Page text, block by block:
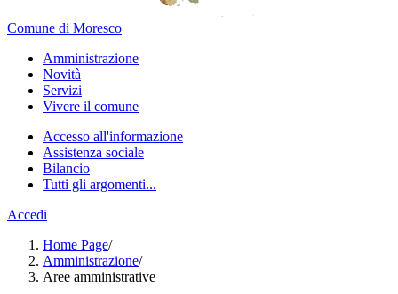
Comune di Moresco
Amministrazione
Novità
Servizi
Vivere il comune
Accesso all'informazione
Assistenza sociale
Bilancio
Tutti gli argomenti...
Accedi
Home Page/
Amministrazione/
Aree amministrative